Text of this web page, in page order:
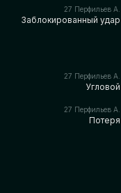
27 Перфильев А.
Заблокированный удар
27 Перфильев А.
Угловой
27 Перфильев А.
Потеря